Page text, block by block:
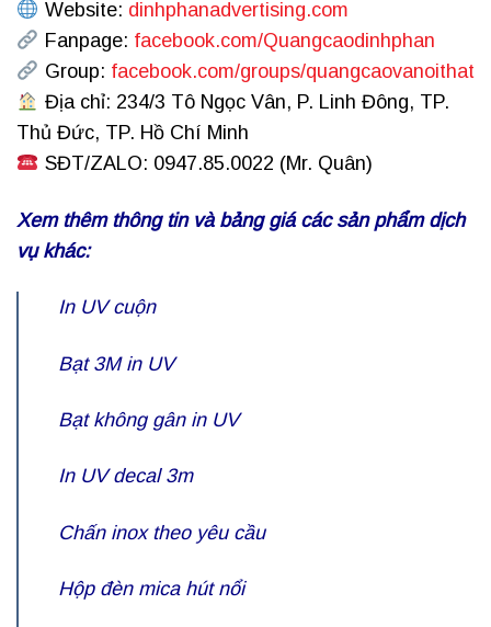
Website: dinhphanadvertising.com
Fanpage: facebook.com/Quangcaodinhphan
Group: facebook.com/groups/quangcaovanoithat
Địa chỉ: 234/3 Tô Ngọc Vân, P. Linh Đông, TP.
Thủ Đức, TP. Hồ Chí Minh
SĐT/ZALO: 0947.85.0022 (Mr. Quân)
Xem thêm thông tin và bảng giá các sản phẩm dịch
vụ khác:
In UV cuộn
Bạt 3M in UV
Bạt không gân in UV
In UV decal 3m
Chấn inox theo yêu cầu
Hộp đèn mica hút nổi